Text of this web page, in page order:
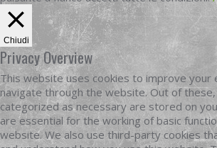
Chiudi
Privacy Overview
This website uses cookies to improve your
navigate through the website. Out of
categorized as necessary are stored on
are essential for the working of basic
website. We also use third-party cookies